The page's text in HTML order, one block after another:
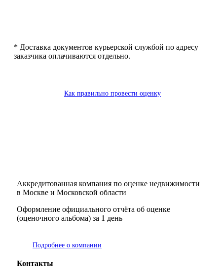
* Доставка документов курьерской службой по адресу
заказчика оплачиваются отдельно.
Как правильно провести оценку
Аккредитованная компания по оценке недвижимости
в Москве и Московской области
Оформление официального отчёта об оценке
(оценочного альбома) за 1 день
Подробнее о компании
Контакты